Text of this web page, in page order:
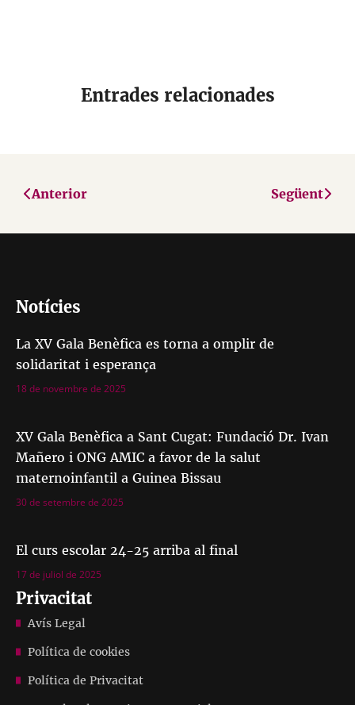
Entrades relacionades
Anterior Següent
Notícies
La XV Gala Benèfica es torna a omplir de
solidaritat i esperança
18 de novembre de 2025
XV Gala Benèfica a Sant Cugat: Fundació Dr. Ivan
Mañero i ONG AMIC a favor de la salut
maternoinfantil a Guinea Bissau
30 de setembre de 2025
El curs escolar 24-25 arriba al final
17 de juliol de 2025
Privacitat
Avís Legal
Política de cookies
Política de Privacitat